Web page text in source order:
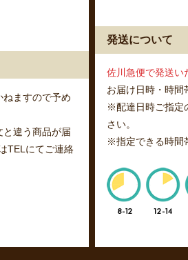
ねますので予め
と違う商品が届
TELにてご連絡
発送について
佐川急便で発送い
お届け日時・時間
※配達日時ご指定
さい。
※指定できる時間